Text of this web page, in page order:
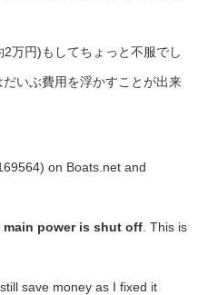
万円)もしてちょっと不服でし
いぶ費用を浮かすことが出来
on Boats.net and
main power is shut off . This is
save money as I fixed it